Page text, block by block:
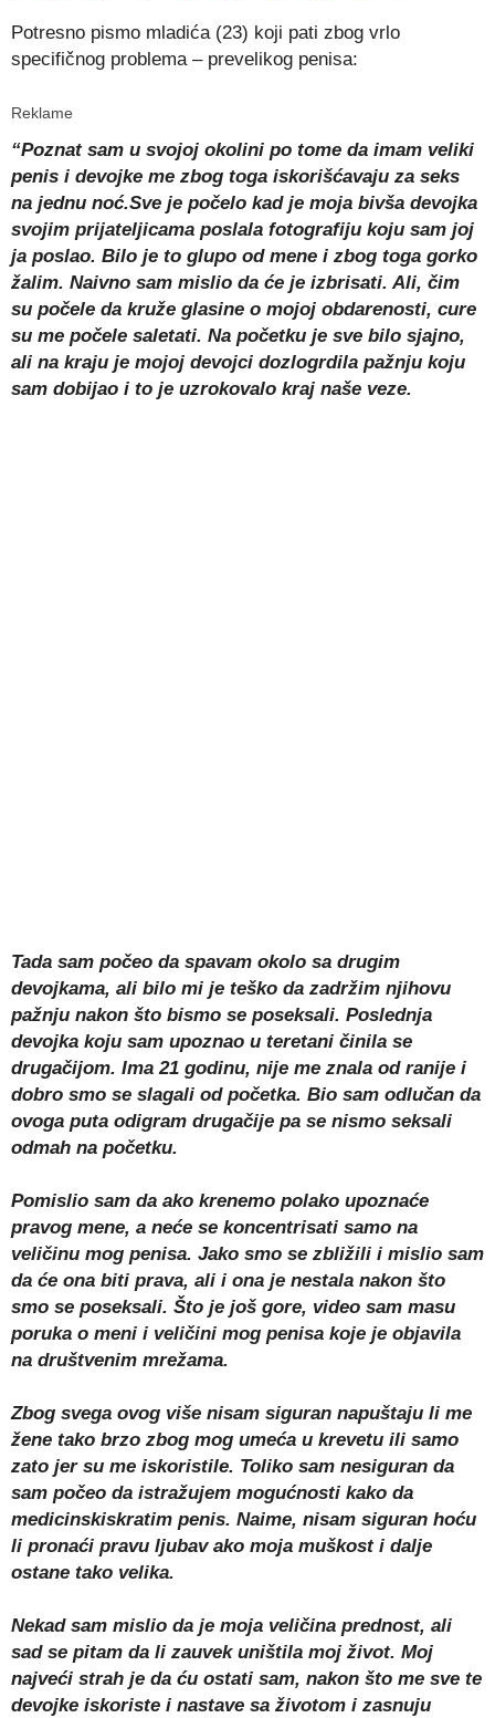
Potresno pismo mladića (23) koji pati zbog vrlo
specifičnog problema – prevelikog penisa:
Reklame
“Poznat sam u svojoj okolini po tome da imam veliki
penis i devojke me zbog toga iskorišćavaju za seks
na jednu noć.Sve je počelo kad je moja bivša devojka
svojim prijateljicama poslala fotografiju koju sam joj
ja poslao. Bilo je to glupo od mene i zbog toga gorko
žalim. Naivno sam mislio da će je izbrisati. Ali, čim
su počele da kruže glasine o mojoj obdarenosti, cure
su me počele saletati. Na početku je sve bilo sjajno,
ali na kraju je mojoj devojci dozlogrdila pažnju koju
sam dobijao i to je uzrokovalo kraj naše veze.
Tada sam počeo da spavam okolo sa drugim
devojkama, ali bilo mi je teško da zadržim njihovu
pažnju nakon što bismo se poseksali. Poslednja
devojka koju sam upoznao u teretani činila se
drugačijom. Ima 21 godinu, nije me znala od ranije i
dobro smo se slagali od početka. Bio sam odlučan da
ovoga puta odigram drugačije pa se nismo seksali
odmah na početku.
Pomislio sam da ako krenemo polako upoznaće
pravog mene, a neće se koncentrisati samo na
veličinu mog penisa. Jako smo se zbližili i mislio sam
da će ona biti prava, ali i ona je nestala nakon što
smo se poseksali. Što je još gore, video sam masu
poruka o meni i veličini mog penisa koje je objavila
na društvenim mrežama.
Zbog svega ovog više nisam siguran napuštaju li me
žene tako brzo zbog mog umeća u krevetu ili samo
zato jer su me iskoristile. Toliko sam nesiguran da
sam počeo da istražujem mogućnosti kako da
medicinskiskratim penis. Naime, nisam siguran hoću
li pronaći pravu ljubav ako moja muškost i dalje
ostane tako velika.
Nekad sam mislio da je moja veličina prednost, ali
sad se pitam da li zauvek uništila moj život. Moj
najveći strah je da ću ostati sam, nakon što me sve te
devojke iskoriste i nastave sa životom i zasnuju